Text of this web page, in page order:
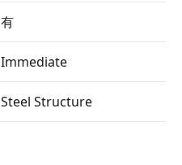
有
Immediate
Steel Structure